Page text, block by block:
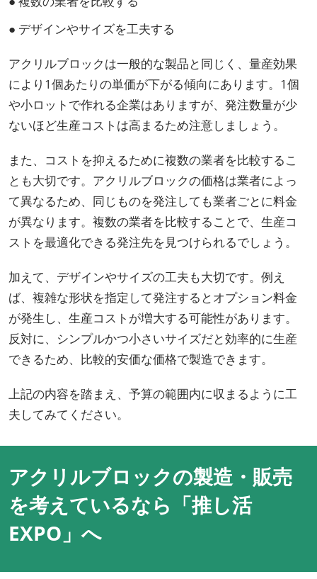
● デザインやサイズを工夫する
アクリルブロックは一般的な製品と同じく、量産効果
により1個あたりの単価が下がる傾向にあります。1個
や小ロットで作れる企業はありますが、発注数量が少
ないほど生産コストは高まるため注意しましょう。
また、コストを抑えるために複数の業者を比較するこ
とも大切です。アクリルブロックの価格は業者によっ
て異なるため、同じものを発注しても業者ごとに料金
が異なります。複数の業者を比較することで、生産コ
ストを最適化できる発注先を見つけられるでしょう。
加えて、デザインやサイズの工夫も大切です。例え
ば、複雑な形状を指定して発注するとオプション料金
が発生し、生産コストが増大する可能性があります。
反対に、シンプルかつ小さいサイズだと効率的に生産
できるため、比較的安価な価格で製造できます。
上記の内容を踏まえ、予算の範囲内に収まるように工
夫してみてください。
アクリルブロックの製造・販売
を考えているなら「推し活
EXPO」へ